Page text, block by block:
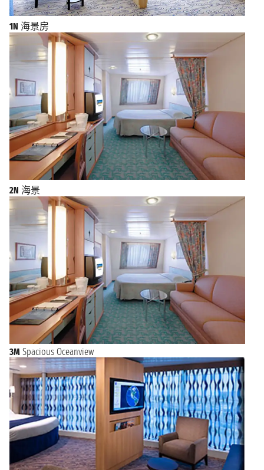
1N 海景房
2N 海景
3M Spacious Oceanview